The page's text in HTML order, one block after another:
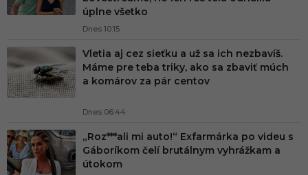
úplne všetko
Dnes 10:15
Vletia aj cez sieťku a už sa ich nezbavíš.
Máme pre teba triky, ako sa zbaviť múch
a komárov za pár centov
Dnes 06:44
„Roz***ali mi auto!“ Exfarmárka po videu s
Gáboríkom čelí brutálnym vyhrážkam a
útokom